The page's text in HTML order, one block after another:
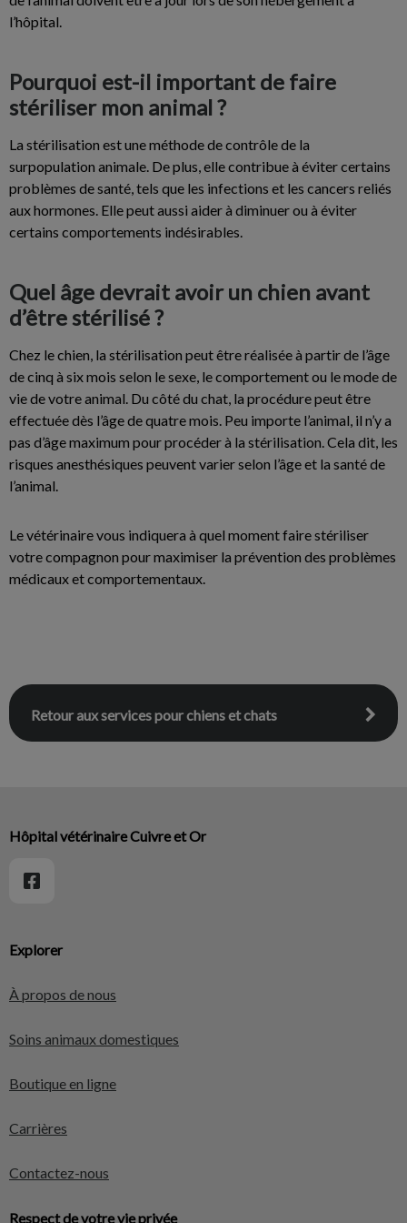
l’hôpital.
Pourquoi est-il important de faire
stériliser mon animal ?
La stérilisation est une méthode de contrôle de la
surpopulation animale. De plus, elle contribue à éviter certains
problèmes de santé, tels que les infections et les cancers reliés
aux hormones. Elle peut aussi aider à diminuer ou à éviter
certains comportements indésirables.
Quel âge devrait avoir un chien avant
d’être stérilisé ?
Chez le chien, la stérilisation peut être réalisée à partir de l’âge
de cinq à six mois selon le sexe, le comportement ou le mode de
vie de votre animal. Du côté du chat, la procédure peut être
effectuée dès l’âge de quatre mois. Peu importe l’animal, il n’y a
pas d’âge maximum pour procéder à la stérilisation. Cela dit, les
risques anesthésiques peuvent varier selon l’âge et la santé de
l’animal.
Le vétérinaire vous indiquera à quel moment faire stériliser
votre compagnon pour maximiser la prévention des problèmes
médicaux et comportementaux.
Retour aux services pour chiens et chats
Explorer
À propos de nous
Soins animaux domestiques
Boutique en ligne
Carrières
Contactez-nous
Respect de votre vie privée
Hôpital vétérinaire Cuivre et Or